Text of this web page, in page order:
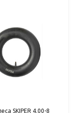
SKIPER 4.00-8